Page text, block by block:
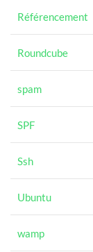
Référencement
Roundcube
spam
SPF
Ssh
Ubuntu
wamp